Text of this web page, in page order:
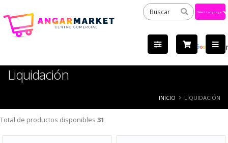
by
Liquidación
INICIO LIQUIDACIÓN
Total de productos disponibles 31